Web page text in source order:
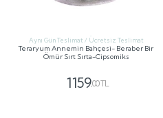
Aynı Gün Teslimat / Ücretsiz Teslimat
Teraryum Annemin Bahçesi- Beraber Bir
Ömür Sırt Sırta-Cipsomiks
1159,00 TL